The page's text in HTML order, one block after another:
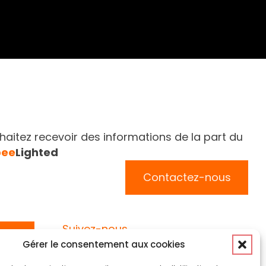
Gérer le consentement aux cookies
recevoir des informations de la part du
Lighted
Contactez-nous
Suivez-nous